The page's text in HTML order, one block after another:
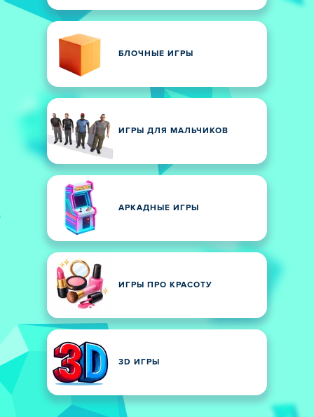
БЛОЧНЫЕ ИГРЫ
ИГРЫ ДЛЯ МАЛЬЧИКОВ
АРКАДНЫЕ ИГРЫ
ИГРЫ ПРО КРАСОТУ
3D ИГРЫ